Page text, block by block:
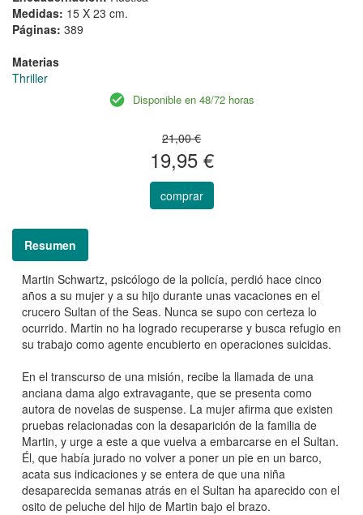
Medidas: 15 X 23 cm.
Páginas: 389
Materias
Thriller
Disponible en 48/72 horas
21,00 €
19,95 €
comprar
Resumen
Martin Schwartz, psicólogo de la policía, perdió hace cinco
años a su mujer y a su hijo durante unas vacaciones en el
crucero Sultan of the Seas. Nunca se supo con certeza lo
ocurrido. Martin no ha logrado recuperarse y busca refugio en
su trabajo como agente encubierto en operaciones suicidas.
En el transcurso de una misión, recibe la llamada de una
anciana dama algo extravagante, que se presenta como
autora de novelas de suspense. La mujer afirma que existen
pruebas relacionadas con la desaparición de la familia de
Martin, y urge a este a que vuelva a embarcarse en el Sultan.
Él, que había jurado no volver a poner un pie en un barco,
acata sus indicaciones y se entera de que una niña
desaparecida semanas atrás en el Sultan ha aparecido con el
osito de peluche del hijo de Martin bajo el brazo.